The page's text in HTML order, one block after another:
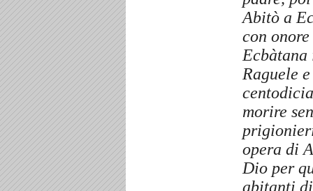
Abitò a
con
Raguele
morire
opera di
Dio per
abitanti